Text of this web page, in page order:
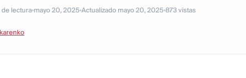
de lectura mayo 20, 2025 Actualizado mayo 20, 2025 873vistas